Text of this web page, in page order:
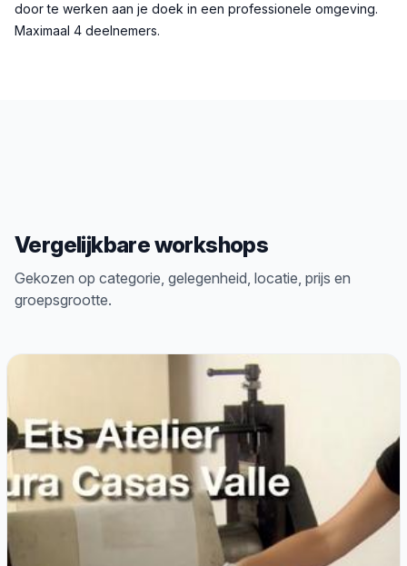
door te werken aan je doek in een professionele omgeving.
Maximaal 4 deelnemers.
Vergelijkbare workshops
Gekozen op categorie, gelegenheid, locatie, prijs en
groepsgrootte.